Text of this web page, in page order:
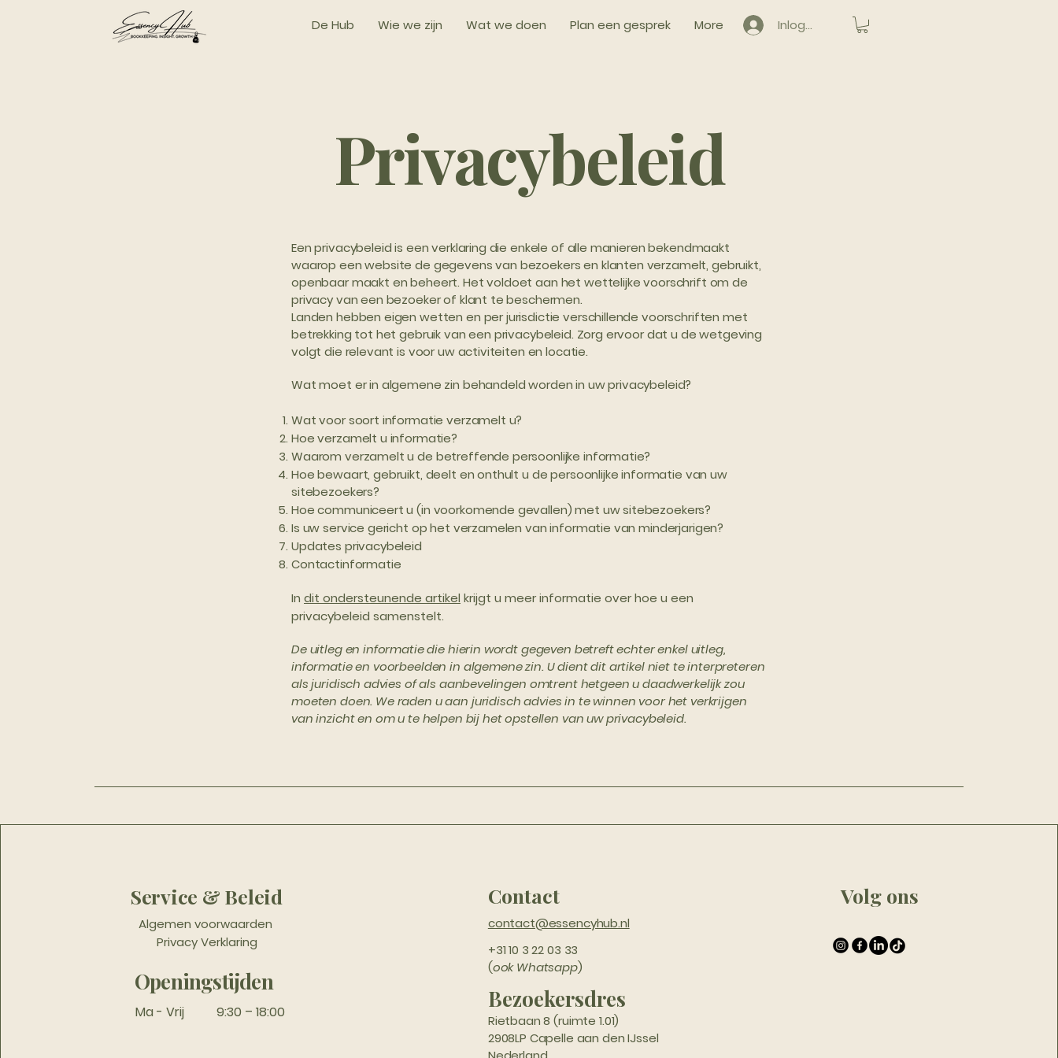
De Hub Wie we zijn Wat we doen Plan een gesprek More Inloggen
Privacybeleid
Een privacybeleid is een verklaring die enkele of alle manieren bekendmaakt
waarop een website de gegevens van bezoekers en klanten verzamelt, gebruikt,
openbaar maakt en beheert. Het voldoet aan het wettelijke voorschrift om de
privacy van een bezoeker of klant te beschermen.
Landen hebben eigen wetten en per jurisdictie verschillende voorschriften met
betrekking tot het gebruik van een privacybeleid. Zorg ervoor dat u de wetgeving
volgt die relevant is voor uw activiteiten en locatie.
Wat moet er in algemene zin behandeld worden in uw privacybeleid?
Wat voor soort informatie verzamelt u?
Hoe verzamelt u informatie?
Waarom verzamelt u de betreffende persoonlijke informatie?
Hoe bewaart, gebruikt, deelt en onthult u de persoonlijke informatie van uw
sitebezoekers?
Hoe communiceert u (in voorkomende gevallen) met uw sitebezoekers?
Is uw service gericht op het verzamelen van informatie van minderjarigen?
Updates privacybeleid
Contactinformatie
In dit ondersteunende artikel krijgt u meer informatie over hoe u een
privacybeleid samenstelt.
De uitleg en informatie die hierin wordt gegeven betreft echter enkel uitleg,
informatie en voorbeelden in algemene zin. U dient dit artikel niet te interpreteren
als juridisch advies of als aanbevelingen omtrent hetgeen u daadwerkelijk zou
moeten doen. We raden u aan juridisch advies in te winnen voor het verkrijgen
van inzicht en om u te helpen bij het opstellen van uw privacybeleid.
Service & Beleid
Algemen voorwaarden
Privacy Verklaring
Openingstijden
Ma - Vrij 9:30 – 18:00
Contact
contact@essencyhub.nl
+31 10 3 22 03 33
(ook Whatsapp)
Bezoekersdres
Rietbaan 8 (ruimte 1.01)
2908LP Capelle aan den IJssel
Volg ons